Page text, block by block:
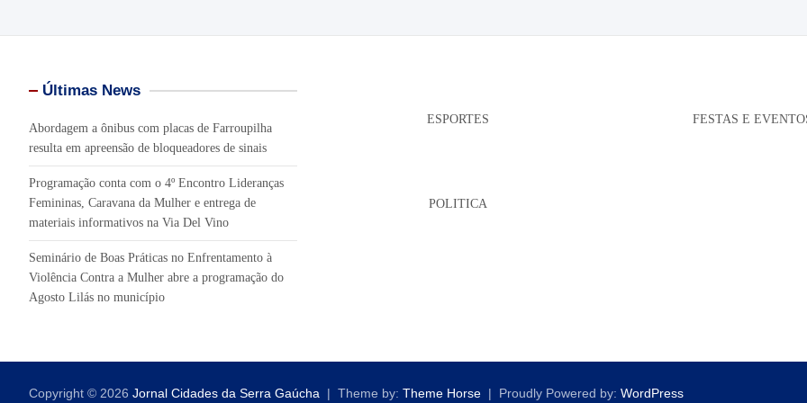
Últimas News
Abordagem a ônibus com placas de Farroupilha
resulta em apreensão de bloqueadores de sinais
Programação conta com o 4º Encontro Lideranças
Femininas, Caravana da Mulher e entrega de
materiais informativos na Via Del Vino
Seminário de Boas Práticas no Enfrentamento à
Violência Contra a Mulher abre a programação do
Agosto Lilás no município
ESPORTES
POLITICA
FESTAS E
Copyright © 2026 Jornal Cidades da Serra Gaúcha Theme by: Theme Horse Proudly Powered by: WordPress